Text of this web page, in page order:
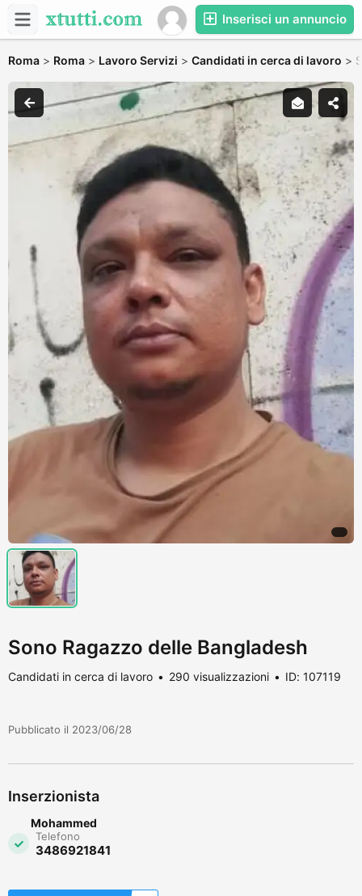
Inserisci un annuncio
Roma > Roma > Lavoro Servizi > Candidati in cerca di lavoro >
Sono Ragazzo delle Bangladesh
Candidati in cerca di lavoro 290 visualizzazioni ID: 107119
Pubblicato il 2023/06/28
Inserzionista
Mohammed
Telefono
3486921841